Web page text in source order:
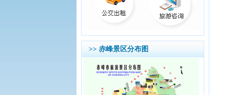
>> 赤峰景区分布图